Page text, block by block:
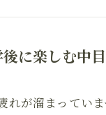
に楽しむ中
れが溜まってい